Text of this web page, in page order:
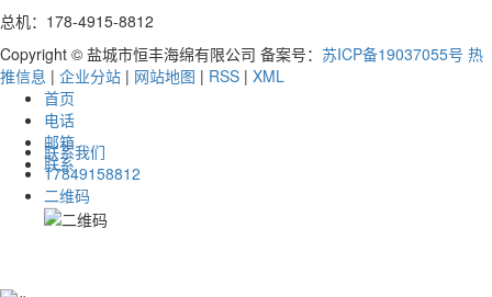
总机：178-4915-8812
Copyright © 盐城市恒丰海绵有限公司 备案号： 苏ICP备19037055号 热
推信息 | 企业分站 | 网站地图 | RSS | XML
首页
电话
邮箱
联系
联系我们
17849158812
二维码